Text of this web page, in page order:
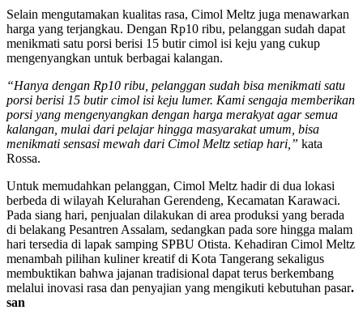
Selain mengutamakan kualitas rasa, Cimol Meltz juga menawarkan
harga yang terjangkau. Dengan Rp10 ribu, pelanggan sudah dapat
menikmati satu porsi berisi 15 butir cimol isi keju yang cukup
mengenyangkan untuk berbagai kalangan.
“Hanya dengan Rp10 ribu, pelanggan sudah bisa menikmati satu
porsi berisi 15 butir cimol isi keju lumer. Kami sengaja memberikan
porsi yang mengenyangkan dengan harga merakyat agar semua
kalangan, mulai dari pelajar hingga masyarakat umum, bisa
menikmati sensasi mewah dari Cimol Meltz setiap hari,” kata
Rossa.
Untuk memudahkan pelanggan, Cimol Meltz hadir di dua lokasi
berbeda di wilayah Kelurahan Gerendeng, Kecamatan Karawaci.
Pada siang hari, penjualan dilakukan di area produksi yang berada
di belakang Pesantren Assalam, sedangkan pada sore hingga malam
hari tersedia di lapak samping SPBU Otista. Kehadiran Cimol Meltz
menambah pilihan kuliner kreatif di Kota Tangerang sekaligus
membuktikan bahwa jajanan tradisional dapat terus berkembang
melalui inovasi rasa dan penyajian yang mengikuti kebutuhan pasar.
san